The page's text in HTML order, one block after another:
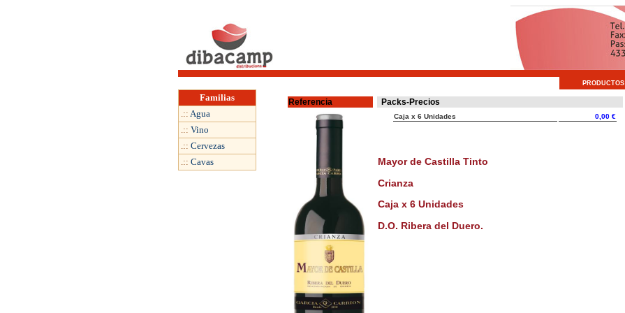
PRODUCTOS
Familias
.:: Agua
.:: Vino
.:: Cervezas
.:: Cavas
Referencia Packs-Precios
Caja x 6 Unidades 0,00 €
Mayor de Castilla Tinto
Crianza
Caja x 6 Unidades
D.O. Ribera del Duero.